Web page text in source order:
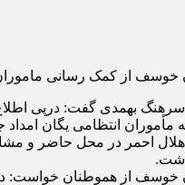
از کمک رسانی ماموران
سرهنگ بهمدی گفت: درپی
مأموران انتظامی یگان
خوسف از هموطنان خواست: